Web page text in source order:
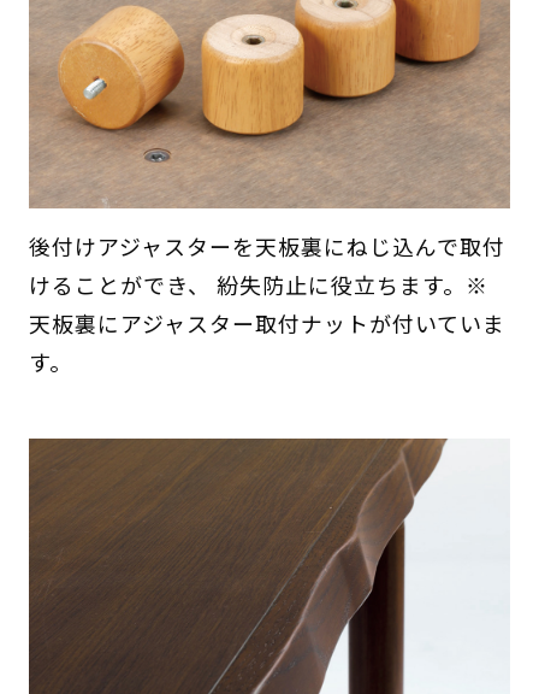
後付けアジャスターを天板裏にねじ込んで取付
けることができ、 紛失防止に役立ちます。※
天板裏にアジャスター取付ナットが付いていま
す。